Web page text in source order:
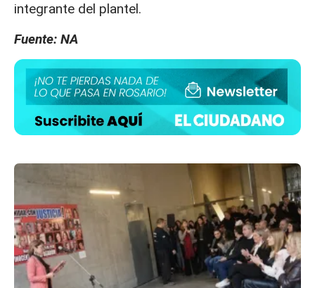
integrante del plantel.
Fuente: NA